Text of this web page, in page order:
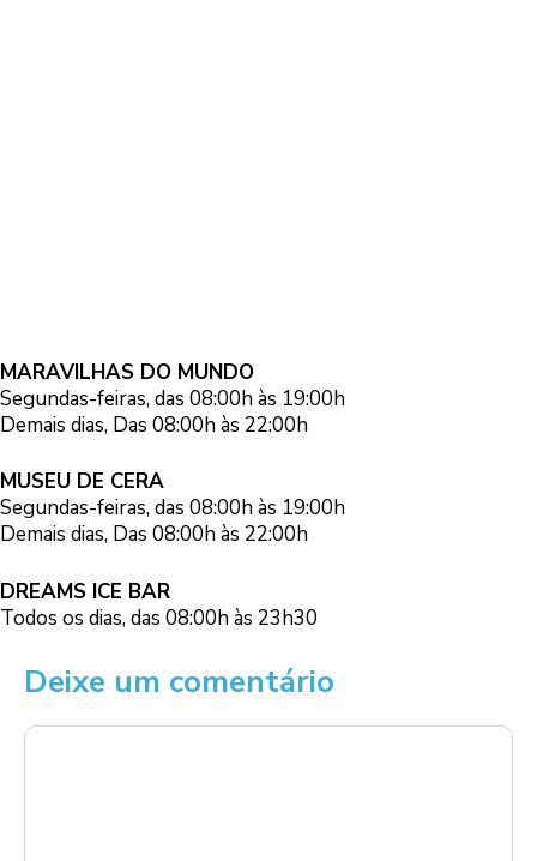
MARAVILHAS DO MUNDO
Segundas-feiras, das 08:00h às 19:00h
Demais dias, Das 08:00h às 22:00h
MUSEU DE CERA
Segundas-feiras, das 08:00h às 19:00h
Demais dias, Das 08:00h às 22:00h
DREAMS ICE BAR
Todos os dias, das 08:00h às 23h30
Deixe um comentário
Comentário